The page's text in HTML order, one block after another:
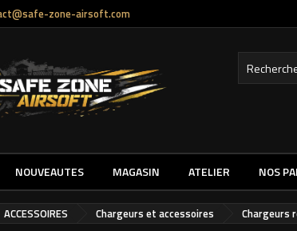
zone-airsoft.com
NOUVEAUTES MAGASIN ATELIER NOS
ACCESSOIRES Chargeurs et accessoires Chargeurs